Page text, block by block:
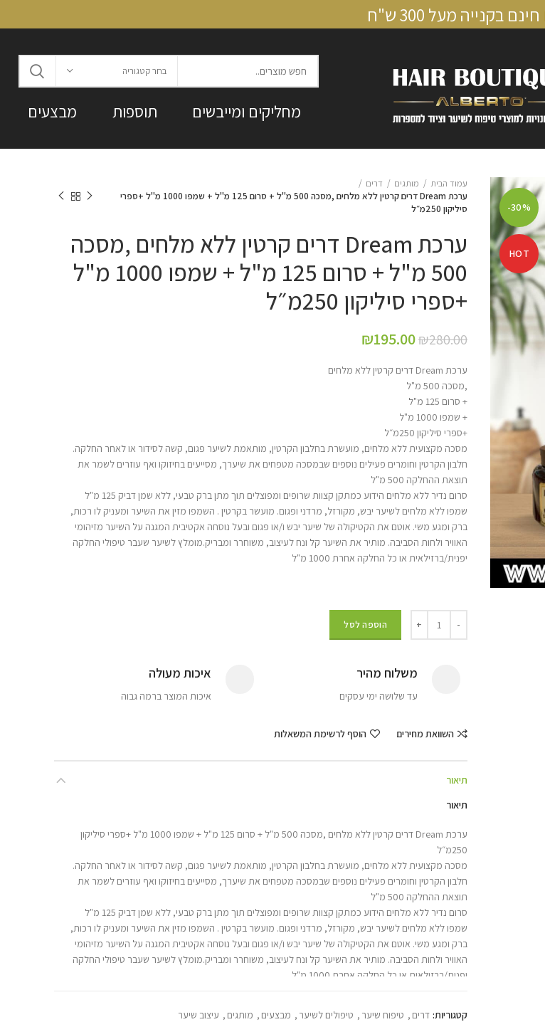
בקנייה מעל 300 ש"ח
בחר קטגוריה
מחליקים ומייבשים תוספות מבצעים
-30%
HOT
עמוד הבית מותגים
דרים
ערכת Dream דרים קרטין ללא מלחים ,מסכה 500 מ"ל + סרום 125 מ"ל + שמפו 1000 מ"ל +ספרי
סיליקון 250מ״ל
ערכת Dream דרים קרטין ללא מלחים ,מסכה
500 מ"ל + סרום 125 מ"ל + שמפו 1000 מ"ל
+ספרי סיליקון 250מ״ל
₪280.00
₪195.00
ערכת Dream דרים קרטין ללא מלחים
,מסכה 500 מ"ל
+ סרום 125 מ"ל
+ שמפו 1000 מ"ל
+ספרי סיליקון 250מ״ל
מסכה מקצועית ללא מלחים, מועשרת בחלבון הקרטין, מותאמת לשיער פגום, קשה לסידור או לאחר החלקה.
חלבון הקרטין וחומרים פעילים נוספים שבמסכה מטפחים את שיערך, מסייעים בחיזוקו ואף עוזרים לשמר את
תוצאת ההחלקה 500 מ"ל
סרום נדיר ללא מלחים הידוע כמתקן קצוות שרופים ומפוצלים תוך מתן ברק טבעי, ללא שמן דביק 125 מ"ל
שמפו ללא מלחים לשיער יבש, מקורזל, מרדני ופגום. מועשר בקרטין . השמפו מזין את השיער ומעניק לו רכות,
ברק ומגע משי. אוטם את הקטיקולה של שיער יבש ו/או פגום ובעל נוסחה אקטיבית המגנה על השיער מזיהומי
האוויר ולחות הסביבה. מותיר את השיער קל ונח לעיצוב, משוחרר ומבריק.מומלץ לשיער שעבר טיפולי החלקה
יפנית/ברזילאית או כל החלקה אחרת 1000 מ"ל
הוספה לסל
משלוח מהיר
עד שלושה ימי עסקים
איכות מעולה
איכות המוצר ברמה גבוה
השוואת מחירים הוסף לרשימת המשאלות
תיאור
תיאור
ערכת Dream דרים קרטין ללא מלחים ,מסכה 500 מ"ל + סרום 125 מ"ל + שמפו 1000 מ"ל +ספרי סיליקון
250מ״ל
מסכה מקצועית ללא מלחים, מועשרת בחלבון הקרטין, מותאמת לשיער פגום, קשה לסידור או לאחר החלקה.
חלבון הקרטין וחומרים פעילים נוספים שבמסכה מטפחים את שיערך, מסייעים בחיזוקו ואף עוזרים לשמר את
תוצאת ההחלקה 500 מ"ל
סרום נדיר ללא מלחים הידוע כמתקן קצוות שרופים ומפוצלים תוך מתן ברק טבעי, ללא שמן דביק 125 מ"ל
שמפו ללא מלחים לשיער יבש, מקורזל, מרדני ופגום. מועשר בקרטין . השמפו מזין את השיער ומעניק לו רכות,
ברק ומגע משי. אוטם את הקטיקולה של שיער יבש ו/או פגום ובעל נוסחה אקטיבית המגנה על השיער מזיהומי
האוויר ולחות הסביבה. מותיר את השיער קל ונח לעיצוב, משוחרר ומבריק.מומלץ לשיער שעבר טיפולי החלקה
יפנית/ברזילאית או כל החלקה אחרת 1000 מ"ל
קטגוריות: דרים , טיפוח שיער , טיפולים לשיער , מבצעים , מותגים , עיצוב שיער